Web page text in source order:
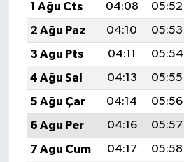
1 Ağu Cts
04:08 05:52
2 Ağu Paz
04:10 05:53
3 Ağu Pts
04:11 05:54
4 Ağu Sal
04:13 05:55
5 Ağu Çar
04:14 05:56
6 Ağu Per
04:16 05:57
7 Ağu Cum
04:17 05:58